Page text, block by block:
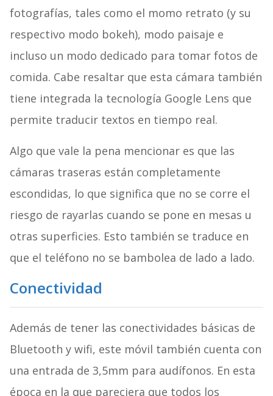
fotografías, tales como el momo retrato (y su
respectivo modo bokeh), modo paisaje e
incluso un modo dedicado para tomar fotos de
comida. Cabe resaltar que esta cámara también
tiene integrada la tecnología Google Lens que
permite traducir textos en tiempo real.
Algo que vale la pena mencionar es que las
cámaras traseras están completamente
escondidas, lo que significa que no se corre el
riesgo de rayarlas cuando se pone en mesas u
otras superficies. Esto también se traduce en
que el teléfono no se bambolea de lado a lado.
Conectividad
Además de tener las conectividades básicas de
Bluetooth y wifi, este móvil también cuenta con
una entrada de 3,5mm para audífonos. En esta
época en la que pareciera que todos los